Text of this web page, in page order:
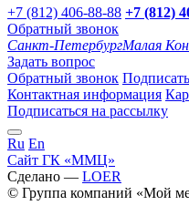
+7 (812) 406-88-88 +7 (812)
Обратный звонок
Санкт-ПетербургМалая
Задать вопрос
Обратный звонок
Контактная информация
Подписаться на рассылку
Ru En
Сайт ГК «ММЦ»
Сделано — LOER
© Группа компаний «Мой